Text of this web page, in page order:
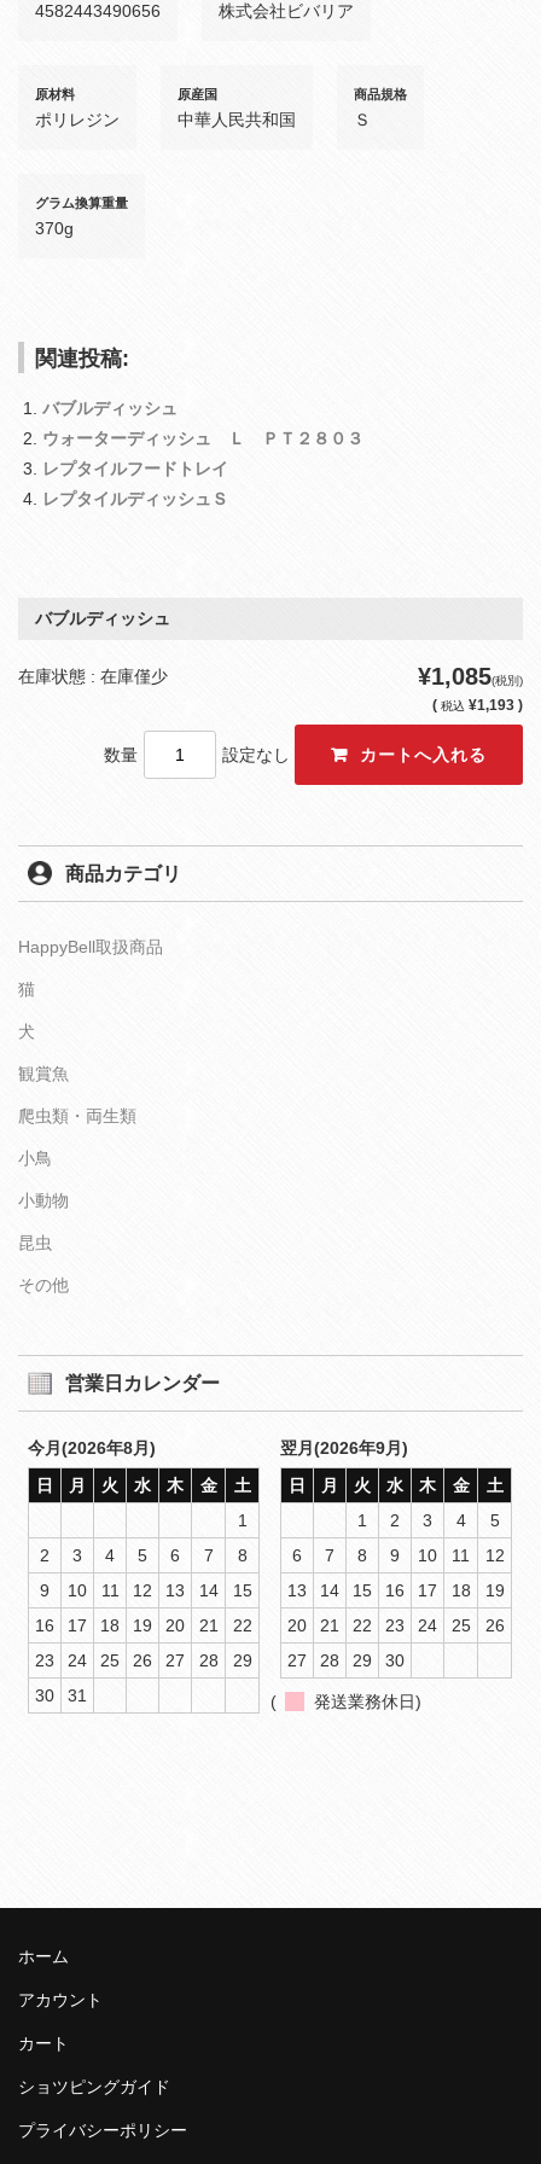
4582443490656 株式会社ビバリア
原材料
ポリレジン
原産国
中華人民共和国
商品規格
Ｓ
グラム換算重量
370g
関連投稿:
バブルディッシュ
ウォーターディッシュ Ｌ ＰＴ２８０３
レプタイルフードトレイ
レプタイルディッシュＳ
バブルディッシュ
在庫状態 : 在庫僅少 ¥1,085(税別)
( 税込 ¥1,193 )
数量 設定なし
商品カテゴリ
HappyBell取扱商品
猫
犬
観賞魚
爬虫類・両生類
小鳥
小動物
昆虫
その他
営業日カレンダー
今月(2026年8月)
日
月 火 水 木 金
土
1
2
3 4 5 6 7
8
9
10 11 12 13 14
15
16
17 18 19 20 21
22
23
24 25 26 27 28
29
30
31
翌月(2026年9月)
日
月 火 水 木 金
土
1
2 3 4
5
6
7 8 9 10 11
12
13
14 15 16 17 18
19
20
21 22 23 24 25
26
27
28 29 30
( 発送業務休日)
ホーム
アカウント
カート
ショツピングガイド
プライバシーポリシー